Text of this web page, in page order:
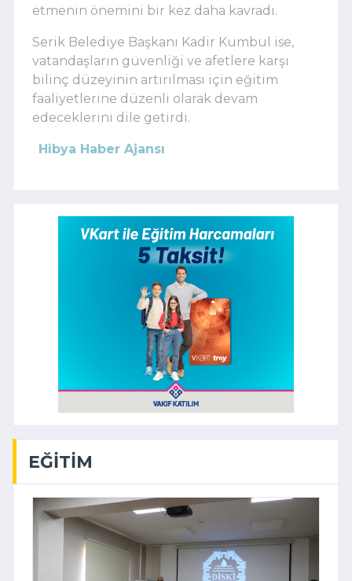
etmenin önemini bir kez daha kavradı.
Serik Belediye Başkanı Kadir Kumbul ise,
vatandaşların güvenliği ve afetlere karşı
bilinç düzeyinin artırılması için eğitim
faaliyetlerine düzenli olarak devam
edeceklerini dile getirdi.
Hibya Haber Ajansı
EĞITIM